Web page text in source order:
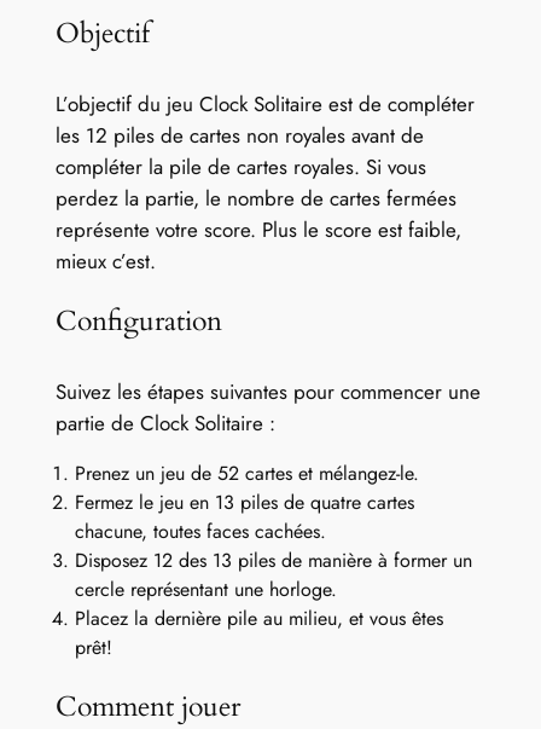
Objectif
L’objectif du jeu Clock Solitaire est de compléter
les 12 piles de cartes non royales avant de
compléter la pile de cartes royales. Si vous
perdez la partie, le nombre de cartes fermées
représente votre score. Plus le score est faible,
mieux c’est.
Configuration
Suivez les étapes suivantes pour commencer une
partie de Clock Solitaire :
Prenez un jeu de 52 cartes et mélangez-le.
Fermez le jeu en 13 piles de quatre cartes
chacune, toutes faces cachées.
Disposez 12 des 13 piles de manière à former un
cercle représentant une horloge.
Placez la dernière pile au milieu, et vous êtes
prêt!
Comment jouer